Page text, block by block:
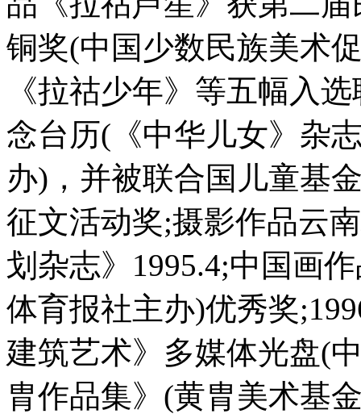
铜奖(中国少数民族美术
《拉祜少年》等五幅入
念台历(《中华儿女》杂
办)，并被联合国儿童基
征文活动奖;摄影作品云
划杂志》1995.4;中国画
体育报社主办)优秀奖
建筑艺术》多媒体光盘(
胄作品集》(黄胄美术基